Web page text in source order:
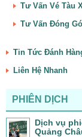
Tư Vấn Vé Tàu
Tư Vấn Đóng
Tin Tức Đánh
Liên Hệ Nhanh
PHIÊN DỊCH
Dịch vụ
Quảng